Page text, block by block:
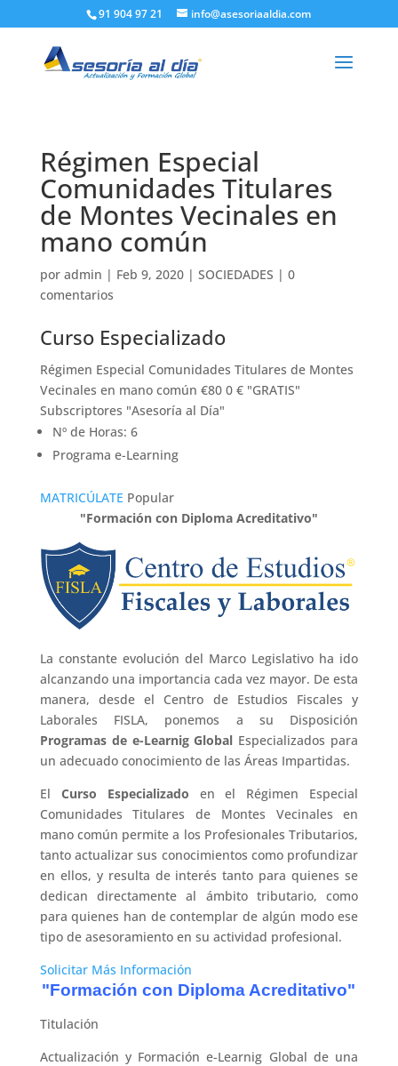
91 904 97 21 info@asesoriaaldia.com
Régimen Especial
Comunidades Titulares
de Montes Vecinales en
mano común
por admin | Feb 9, 2020| SOCIEDADES | 0
comentarios
Curso Especializado
Régimen Especial Comunidades Titulares de Montes
Vecinales en mano común €80 0 € "GRATIS"
Subscriptores "Asesoría al Día"
Nº de Horas: 6
Programa e-Learning
MATRICÚLATE Popular
"Formación con Diploma Acreditativo"
La constante evolución del Marco Legislativo ha ido
alcanzando una importancia cada vez mayor. De esta
manera, desde el Centro de Estudios Fiscales y
Laborales FISLA, ponemos a su Disposición
Programas de e-Learnig Global Especializados para
un adecuado conocimiento de las Áreas Impartidas.
El Curso Especializado en el Régimen Especial
Comunidades Titulares de Montes Vecinales en
mano común permite a los Profesionales Tributarios,
tanto actualizar sus conocimientos como profundizar
en ellos, y resulta de interés tanto para quienes se
dedican directamente al ámbito tributario, como
para quienes han de contemplar de algún modo ese
tipo de asesoramiento en su actividad profesional.
Solicitar Más Información
"Formación con Diploma Acreditativo"
Titulación
Actualización y Formación e-Learnig Global de una